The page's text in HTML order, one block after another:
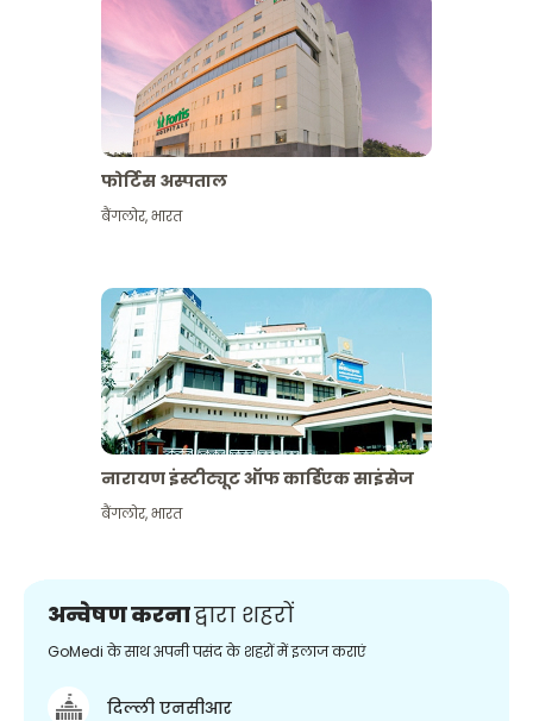
फोर्टिस अस्पताल
बैंगलोर,भारत
नारायण इंस्टीट्यूट ऑफ कार्डिएक साइंसेज
बैंगलोर,भारत
अन्वेषण करनाद्वारा शहरों
GoMedi के साथ अपनी पसंद के शहरों में इलाज कराएं
दिल्ली एनसीआर